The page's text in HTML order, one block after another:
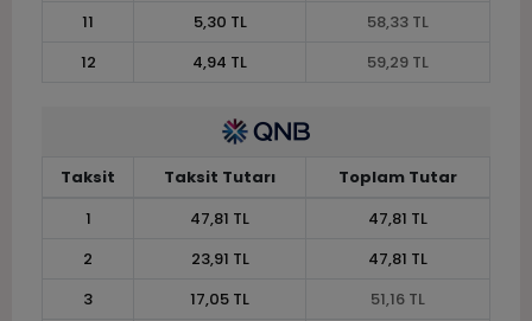
11
5,30 TL
58,33 TL
12
4,94 TL 59,29 TL
Taksit Taksit Tutarı
Toplam Tutar
1
47,81 TL
47,81 TL
2
23,91 TL
47,81 TL
3
17,05 TL
51,16 TL